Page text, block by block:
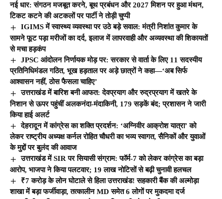
नई धार: संगठन मजबूत करने, बूथ प्रबंधन और 2027 मिशन पर हुआ मंथन,
टिकट कटने की अटकलों पर पार्टी ने तोड़ी चुप्पी
IGIMS में स्वास्थ्य व्यवस्था पर उठे बड़े सवाल: मंत्री निशांत कुमार के
सामने फूट पड़ा मरीजों का दर्द, इलाज में लापरवाही और अव्यवस्था की शिकायतों
से मचा हड़कंप
JPSC आंदोलन निर्णायक मोड़ पर: सरकार से वार्ता के लिए 11 सदस्यीय
प्रतिनिधिमंडल गठित, भूख हड़ताल पर अड़े छात्रों ने कहा—‘अब सिर्फ
आश्वासन नहीं, ठोस फैसला चाहिए’
उत्तराखंड में बारिश बनी आफत: देवप्रयाग और रुद्रप्रयाग में खतरे के
निशान से ऊपर पहुंचीं अलकनंदा-मंदाकिनी, 179 सड़कें बंद; प्रशासन ने जारी
किया हाई अलर्ट
देहरादून में कांग्रेस का शक्ति प्रदर्शन: ‘अग्निवीर आक्रोश यात्रा’ को
लेकर राष्ट्रीय अध्यक्ष कर्नल रोहित चौधरी का भव्य स्वागत, सैनिकों और युवाओं
के मुद्दों पर बुलंद की आवाज
उत्तराखंड में SIR पर सियासी संग्राम: फॉर्म-7 को लेकर कांग्रेस का बड़ा
आरोप, भाजपा ने किया पलटवार; 19 लाख नोटिसों से बढ़ी चुनावी हलचल
₹7 करोड़ के लोन घोटाले से हिला उत्तराखंड! सहकारी बैंक की अल्मोड़ा
शाखा में बड़ा फर्जीवाड़ा, तत्कालीन MD समेत 6 लोगों पर मुकदमा दर्ज